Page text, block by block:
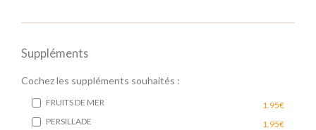
Suppléments
Cochez les suppléments souhaités :
FRUITS DE MER
1.95€
PERSILLADE
1.95€